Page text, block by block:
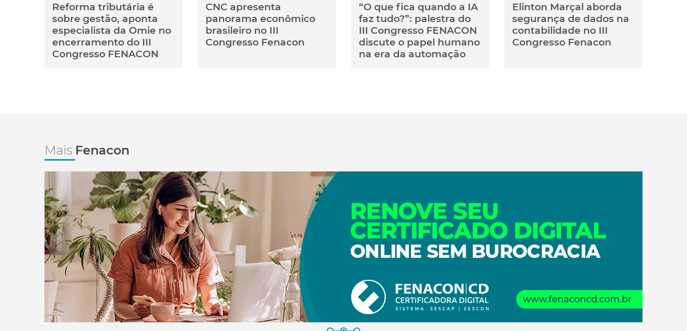
Reforma tributária é
sobre gestão, aponta
especialista da Omie no
encerramento do III
Congresso FENACON
CNC apresenta
panorama econômico
brasileiro no III
Congresso Fenacon
“O que fica quando a IA
faz tudo?”: palestra do
III Congresso FENACON
discute o papel humano
na era da automação
Elinton Marçal aborda
segurança de dados na
contabilidade no III
Congresso Fenacon
Mais Fenacon